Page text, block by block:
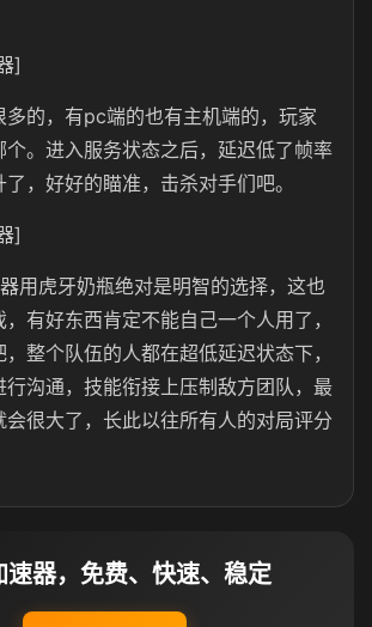
]
多的，有pc端的也有主机端的，玩家
个。进入服务状态之后，延迟低了帧率
，好好的瞄准，击杀对手们吧。
]
用虎牙奶瓶绝对是明智的选择，这也
有好东西肯定不能自己一个人用了，
整个队伍的人都在超低延迟状态下，
行沟通，技能衔接上压制敌方团队，最
很大了，长此以往所有人的对局评分
速器，免费、快速、稳定